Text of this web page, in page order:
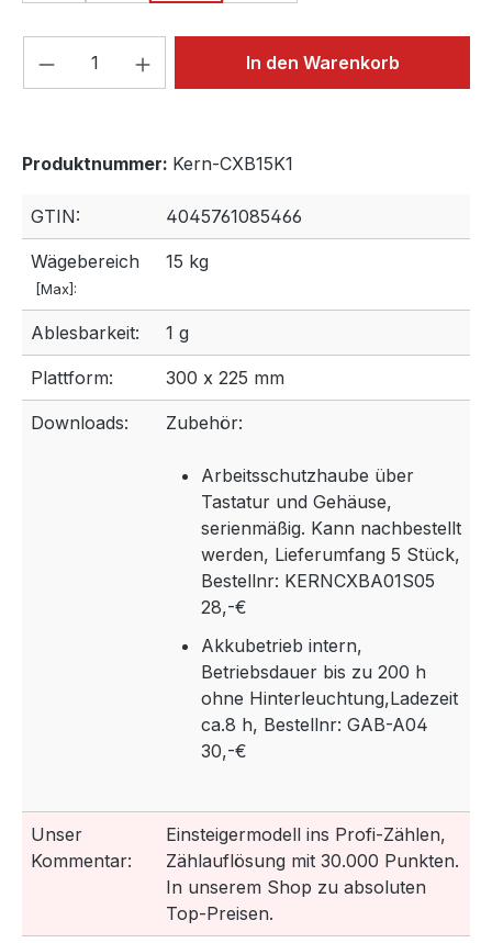
Produkt Anzahl: Gib denIn den Warenkorb
Produktnummer: Kern-CXB15K1
GTIN: 4045761085466
Wägebereich
[Max]:
15 kg
Ablesbarkeit: 1 g
Plattform: 300 x 225 mm
Downloads: Zubehör:
Arbeitsschutzhaube über
Tastatur und Gehäuse,
serienmäßig. Kann nachbestellt
werden, Lieferumfang 5 Stück,
Bestellnr: KERNCXBA01S05
28,-€
Akkubetrieb intern,
Betriebsdauer bis zu 200 h
ohne Hinterleuchtung,Ladezeit
ca.8 h, Bestellnr: GAB-A04
30,-€
Unser
Kommentar:
Einsteigermodell ins Profi-Zählen,
Zählauflösung mit 30.000 Punkten.
In unserem Shop zu absoluten
Top-Preisen.